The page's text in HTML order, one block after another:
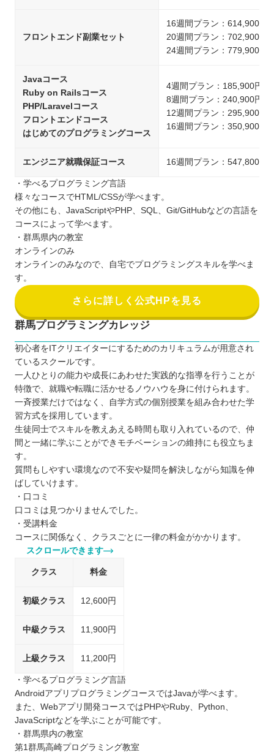
フロントエンド副業セット
16週間プラン：614,900円
20週間プラン：702,900円
24週間プラン：779,900円
Javaコース
Ruby on Railsコース
PHP/Laravelコース
フロントエンドコース
はじめてのプログラミングコース
4週間プラン：185,900円
8週間プラン：240,900円
12週間プラン：295,900円
16週間プラン：350,900円
エンジニア就職保証コース 16週間プラン：547,800円
・学べるプログラミング言語
様々なコースでHTML/CSSが学べます。
その他にも、JavaScriptやPHP、SQL、Git/GitHubなどの言語を
コースによって学べます。
・群馬県内の教室
オンラインのみ
オンラインのみなので、自宅でプログラミングスキルを学べま
す。
さらに詳しく公式HPを見る
群馬プログラミングカレッジ
初心者をITクリエイターにするためのカリキュラムが用意され
ているスクールです。
一人ひとりの能力や成長にあわせた実践的な指導を行うことが
特徴で、就職や転職に活かせるノウハウを身に付けられます。
一斉授業だけではなく、自学方式の個別授業を組み合わせた学
習方式を採用しています。
生徒同士でスキルを教えあえる時間も取り入れているので、仲
間と一緒に学ぶことができモチベーションの維持にも役立ちま
す。
質問もしやすい環境なので不安や疑問を解決しながら知識を伸
ばしていけます。
・口コミ
口コミは見つかりませんでした。
・受講料金
コースに関係なく、クラスごとに一律の料金がかかります。
スクロールできます
クラス 料金
初級クラス 12,600円
中級クラス 11,900円
上級クラス 11,200円
・学べるプログラミング言語
AndroidアプリプログラミングコースではJavaが学べます。
また、Webアプリ開発コースではPHPやRuby、Python、
JavaScriptなどを学ぶことが可能です。
・群馬県内の教室
第1群馬高崎プログラミング教室